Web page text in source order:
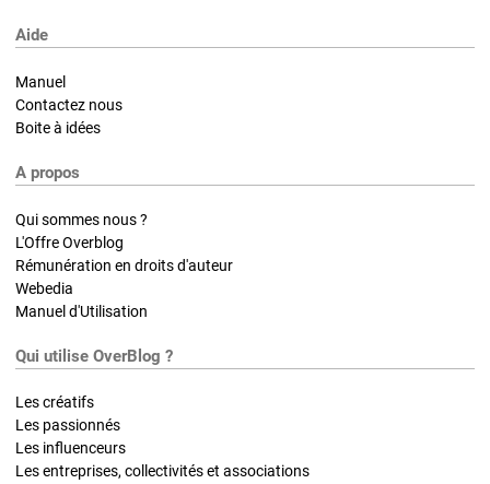
Aide
Manuel
Contactez nous
Boite à idées
A propos
Qui sommes nous ?
L'Offre Overblog
Rémunération en droits d'auteur
Webedia
Manuel d'Utilisation
Qui utilise OverBlog ?
Les créatifs
Les passionnés
Les influenceurs
Les entreprises, collectivités et associations